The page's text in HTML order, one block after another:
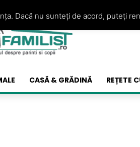
CASĂ & GRĂDINĂ REȚETE
Dacă nu sunteți de acord, puteți